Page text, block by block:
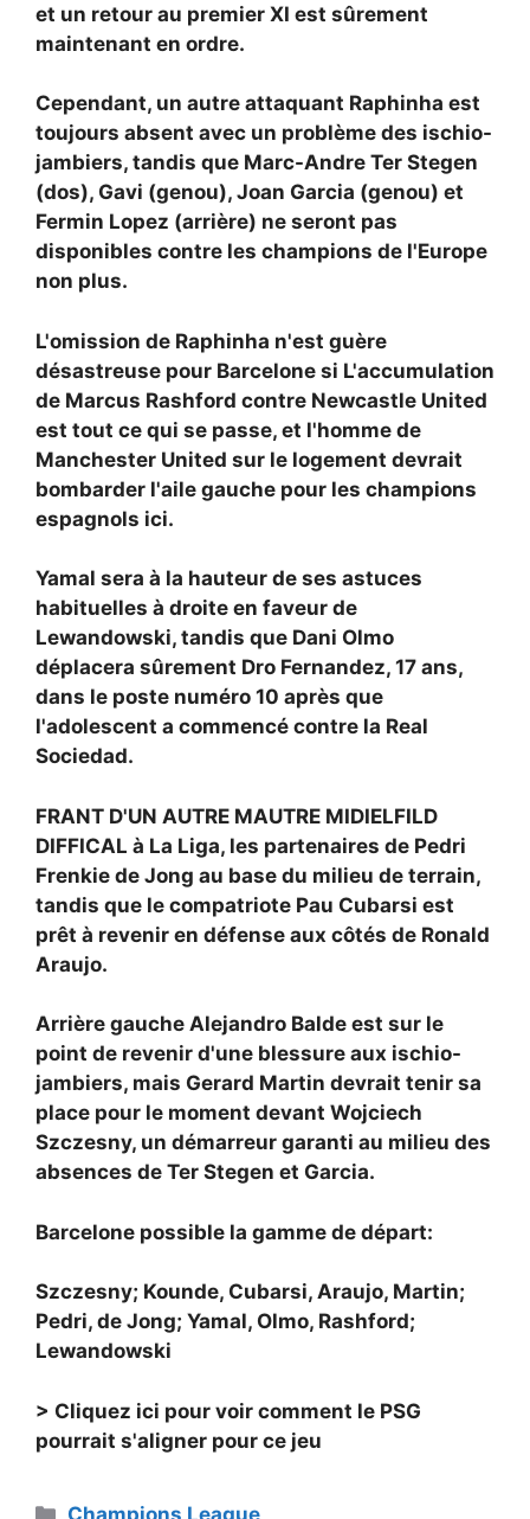
et un retour au premier XI est sûrement
maintenant en ordre.
Cependant, un autre attaquant Raphinha est
toujours absent avec un problème des ischio-
jambiers, tandis que Marc-Andre Ter Stegen
(dos), Gavi (genou), Joan Garcia (genou) et
Fermin Lopez (arrière) ne seront pas
disponibles contre les champions de l'Europe
non plus.
L'omission de Raphinha n'est guère
désastreuse pour Barcelone si L'accumulation
de Marcus Rashford contre Newcastle United
est tout ce qui se passe, et l'homme de
Manchester United sur le logement devrait
bombarder l'aile gauche pour les champions
espagnols ici.
Yamal sera à la hauteur de ses astuces
habituelles à droite en faveur de
Lewandowski, tandis que Dani Olmo
déplacera sûrement Dro Fernandez, 17 ans,
dans le poste numéro 10 après que
l'adolescent a commencé contre la Real
Sociedad.
FRANT D'UN AUTRE MAUTRE MIDIELFILD
DIFFICAL à La Liga, les partenaires de Pedri
Frenkie de Jong au base du milieu de terrain,
tandis que le compatriote Pau Cubarsi est
prêt à revenir en défense aux côtés de Ronald
Araujo.
Arrière gauche Alejandro Balde est sur le
point de revenir d'une blessure aux ischio-
jambiers, mais Gerard Martin devrait tenir sa
place pour le moment devant Wojciech
Szczesny, un démarreur garanti au milieu des
absences de Ter Stegen et Garcia.
Barcelone possible la gamme de départ:
Szczesny; Kounde, Cubarsi, Araujo, Martin;
Pedri, de Jong; Yamal, Olmo, Rashford;
Lewandowski
> Cliquez ici pour voir comment le PSG
pourrait s'aligner pour ce jeu
Catégories
Champions League